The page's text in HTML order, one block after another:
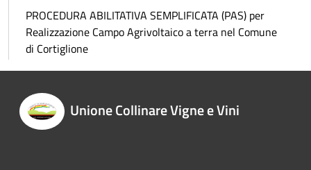
PROCEDURA ABILITATIVA SEMPLIFICATA (PAS) per
Realizzazione Campo Agrivoltaico a terra nel Comune
di Cortiglione
Unione Collinare Vigne e Vini